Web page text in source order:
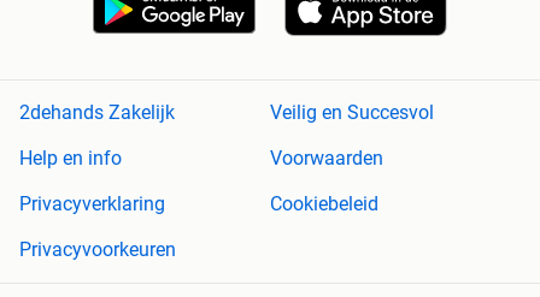
2dehands Zakelijk
Veilig en Succesvol
Help en info
Voorwaarden
Privacyverklaring
Cookiebeleid
Privacyvoorkeuren